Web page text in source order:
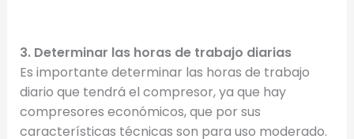
3. Determinar las horas de trabajo diarias
Es importante determinar las horas de trabajo
diario que tendrá el compresor, ya que hay
compresores económicos, que por sus
características técnicas son para uso moderado.